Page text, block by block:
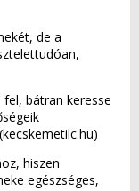
de a
bátran keresse
hiszen
egészséges,